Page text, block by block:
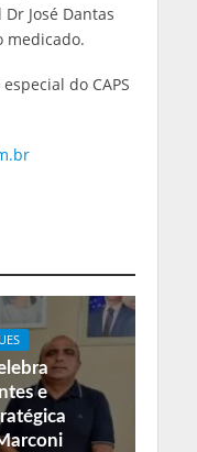
José Dantas
medicado.
do CAPS
e